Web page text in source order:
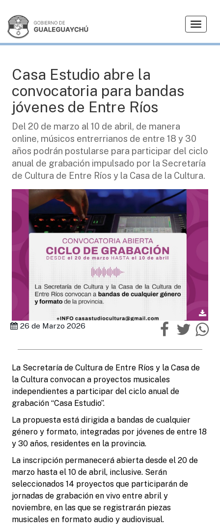
T
g
g
t
i
o
n
AGENDA
Casa Estudio abre la
convocatoria para bandas
jóvenes de Entre Ríos
Del 20 de marzo al 10 de abril, de manera
online, músicos entrerrianos de entre 18 y 30
años podrán postularse para participar del ciclo
anual de grabación impulsado por la Secretaría
de Cultura de Entre Ríos y la Casa de la Cultura.
26 de Marzo 2026
La Secretaría de Cultura de Entre Ríos y la Casa de
la Cultura convocan a proyectos musicales
independientes a participar del ciclo anual de
grabación “Casa Estudio”.
La propuesta está dirigida a bandas de cualquier
género y formato, integradas por jóvenes de entre 18
y 30 años, residentes en la provincia.
La inscripción permanecerá abierta desde el 20 de
marzo hasta el 10 de abril, inclusive. Serán
seleccionados 14 proyectos que participarán de
jornadas de grabación en vivo entre abril y
noviembre, en las que se registrarán piezas
musicales en formato audio y audiovisual.